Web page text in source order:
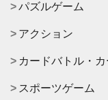
パズルゲーム
アクション
カードバトル・
スポーツゲーム